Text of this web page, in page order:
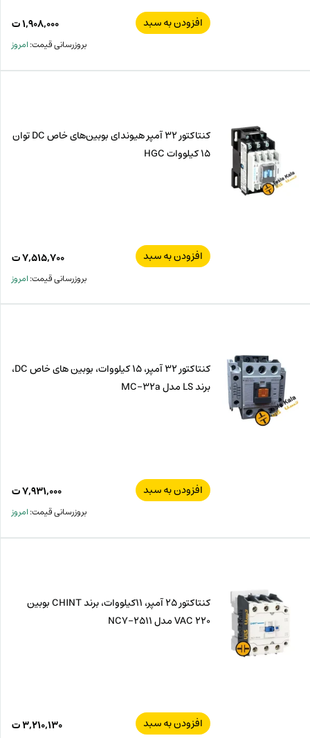
افزودن به سبد ۱,۹۰۸,۰۰۰ت
بروزرسانی قیمت:امروز
کنتاکتور 32 آمپر هیوندای بوبین‌های خاص DC توان
15 کیلووات HGC
افزودن به سبد ۷,۵۱۵,۷۰۰ت
بروزرسانی قیمت:امروز
کنتاکتور 32 آمپر، 15 کیلووات، بوبین های خاص DC،
برند LS مدل MC-32a
افزودن به سبد ۷,۹۳۱,۰۰۰ت
بروزرسانی قیمت:امروز
کنتاکتور 25 آمپر، 11کیلووات، برند CHINT بوبین
VAC 220 مدل NC7-2511
افزودن به سبد ۳,۲۱۰,۱۳۰ت